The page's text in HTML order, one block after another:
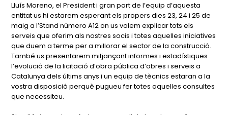
Lluís Moreno, el President i gran part de l’equip d’aquesta
entitat us hi estarem esperant els propers dies 23, 24 i 25 de
maig a l’Stand número A12 on us volem explicar tots els
serveis que oferim als nostres socis i totes aquelles iniciatives
que duem a terme per a millorar el sector de la construcció.
També us presentarem mitjançant informes i estadístiques
l’evolució de la licitació d’obra pública d’obres i serveis a
Catalunya dels últims anys i un equip de tècnics estaran a la
vostra disposició perquè pugueu fer totes aquelles consultes
que necessiteu.